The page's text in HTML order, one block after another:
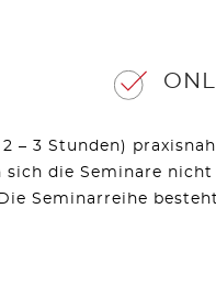
– 3 Stunden) praxisnah
sich die Seminare nicht
Seminarreihe